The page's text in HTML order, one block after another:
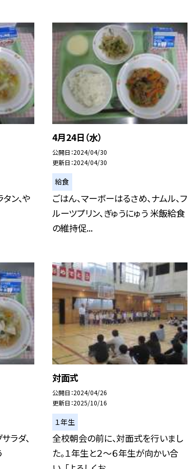
ン、や
4月24日（水）
公開日 2024/04/30
更新日 2024/04/30
給食
ごはん、マーボーはるさめ、ナムル、フ
ルーツプリン、ぎゅうにゅう 米飯給食
の維持促...
ラダ、
対面式
公開日 2024/04/26
更新日 2025/10/16
１年生
全校朝会の前に、対面式を行いまし
た。１年生と２〜６年生が向かい合